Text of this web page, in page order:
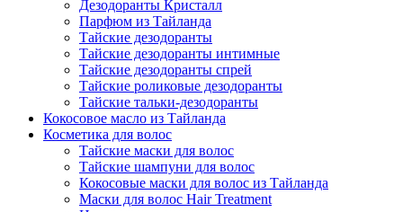
Дезодоранты Кристалл
Парфюм из Тайланда
Тайские дезодоранты
Тайские дезодоранты интимные
Тайские дезодоранты спрей
Тайские роликовые дезодоранты
Тайские тальки-дезодоранты
Кокосовое масло из Тайланда
Косметика для волос
Тайские маски для волос
Тайские шампуни для волос
Кокосовые маски для волос из Тайланда
Маски для волос Hair Treatment